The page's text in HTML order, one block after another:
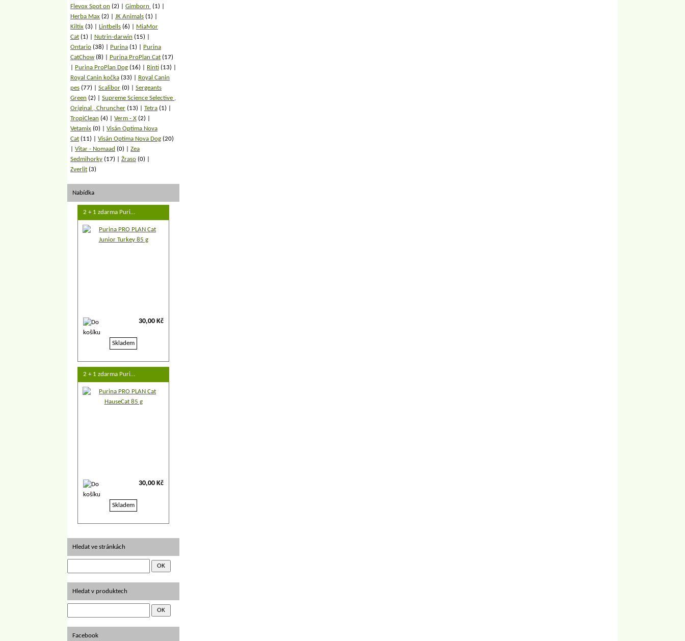
Flevox Spot on (2) Gimborn
(1)
Herba Max (2) JK Animals (1)
Kiltix (3) Lintbells (6)
MiaMor
Cat (1) Nutrin-darwin (15)
Ontario (38) Purina (1)
Purina
CatChow (8) Purina ProPlan Cat (17)
Purina ProPlan Dog (16) Rinti (13)
Royal Canin kočka (33)
Royal Canin
pes (77) Scalibor (0)
Sergeants
Green (2)
Supreme Science Selective ,
Original , Chruncher (13) Tetra (1)
TropiClean (4) Verm - X (2)
Vetamix (0)
Visán Optima Nova
Cat (11) Visán Optima Nova Dog (20)
Vitar - Nomaad (0)
Zea
Sedmihorky (17) Žraso (0)
Zverlit (3)
Nabídka
2 + 1 zdarma Puri…
30,00 Kč
Skladem
2 + 1 zdarma Puri…
30,00 Kč
Skladem
Hledat ve stránkách
Hledat v produktech
Facebook